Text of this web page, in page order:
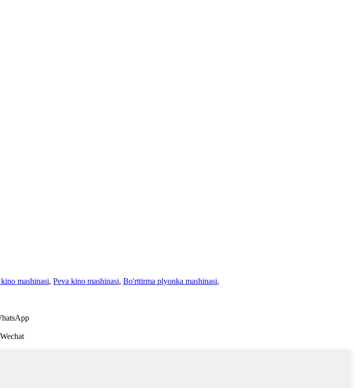
mashinasi, Peva kino mashinasi, Bo'rttirma plyonka mashinasi,
Wechat